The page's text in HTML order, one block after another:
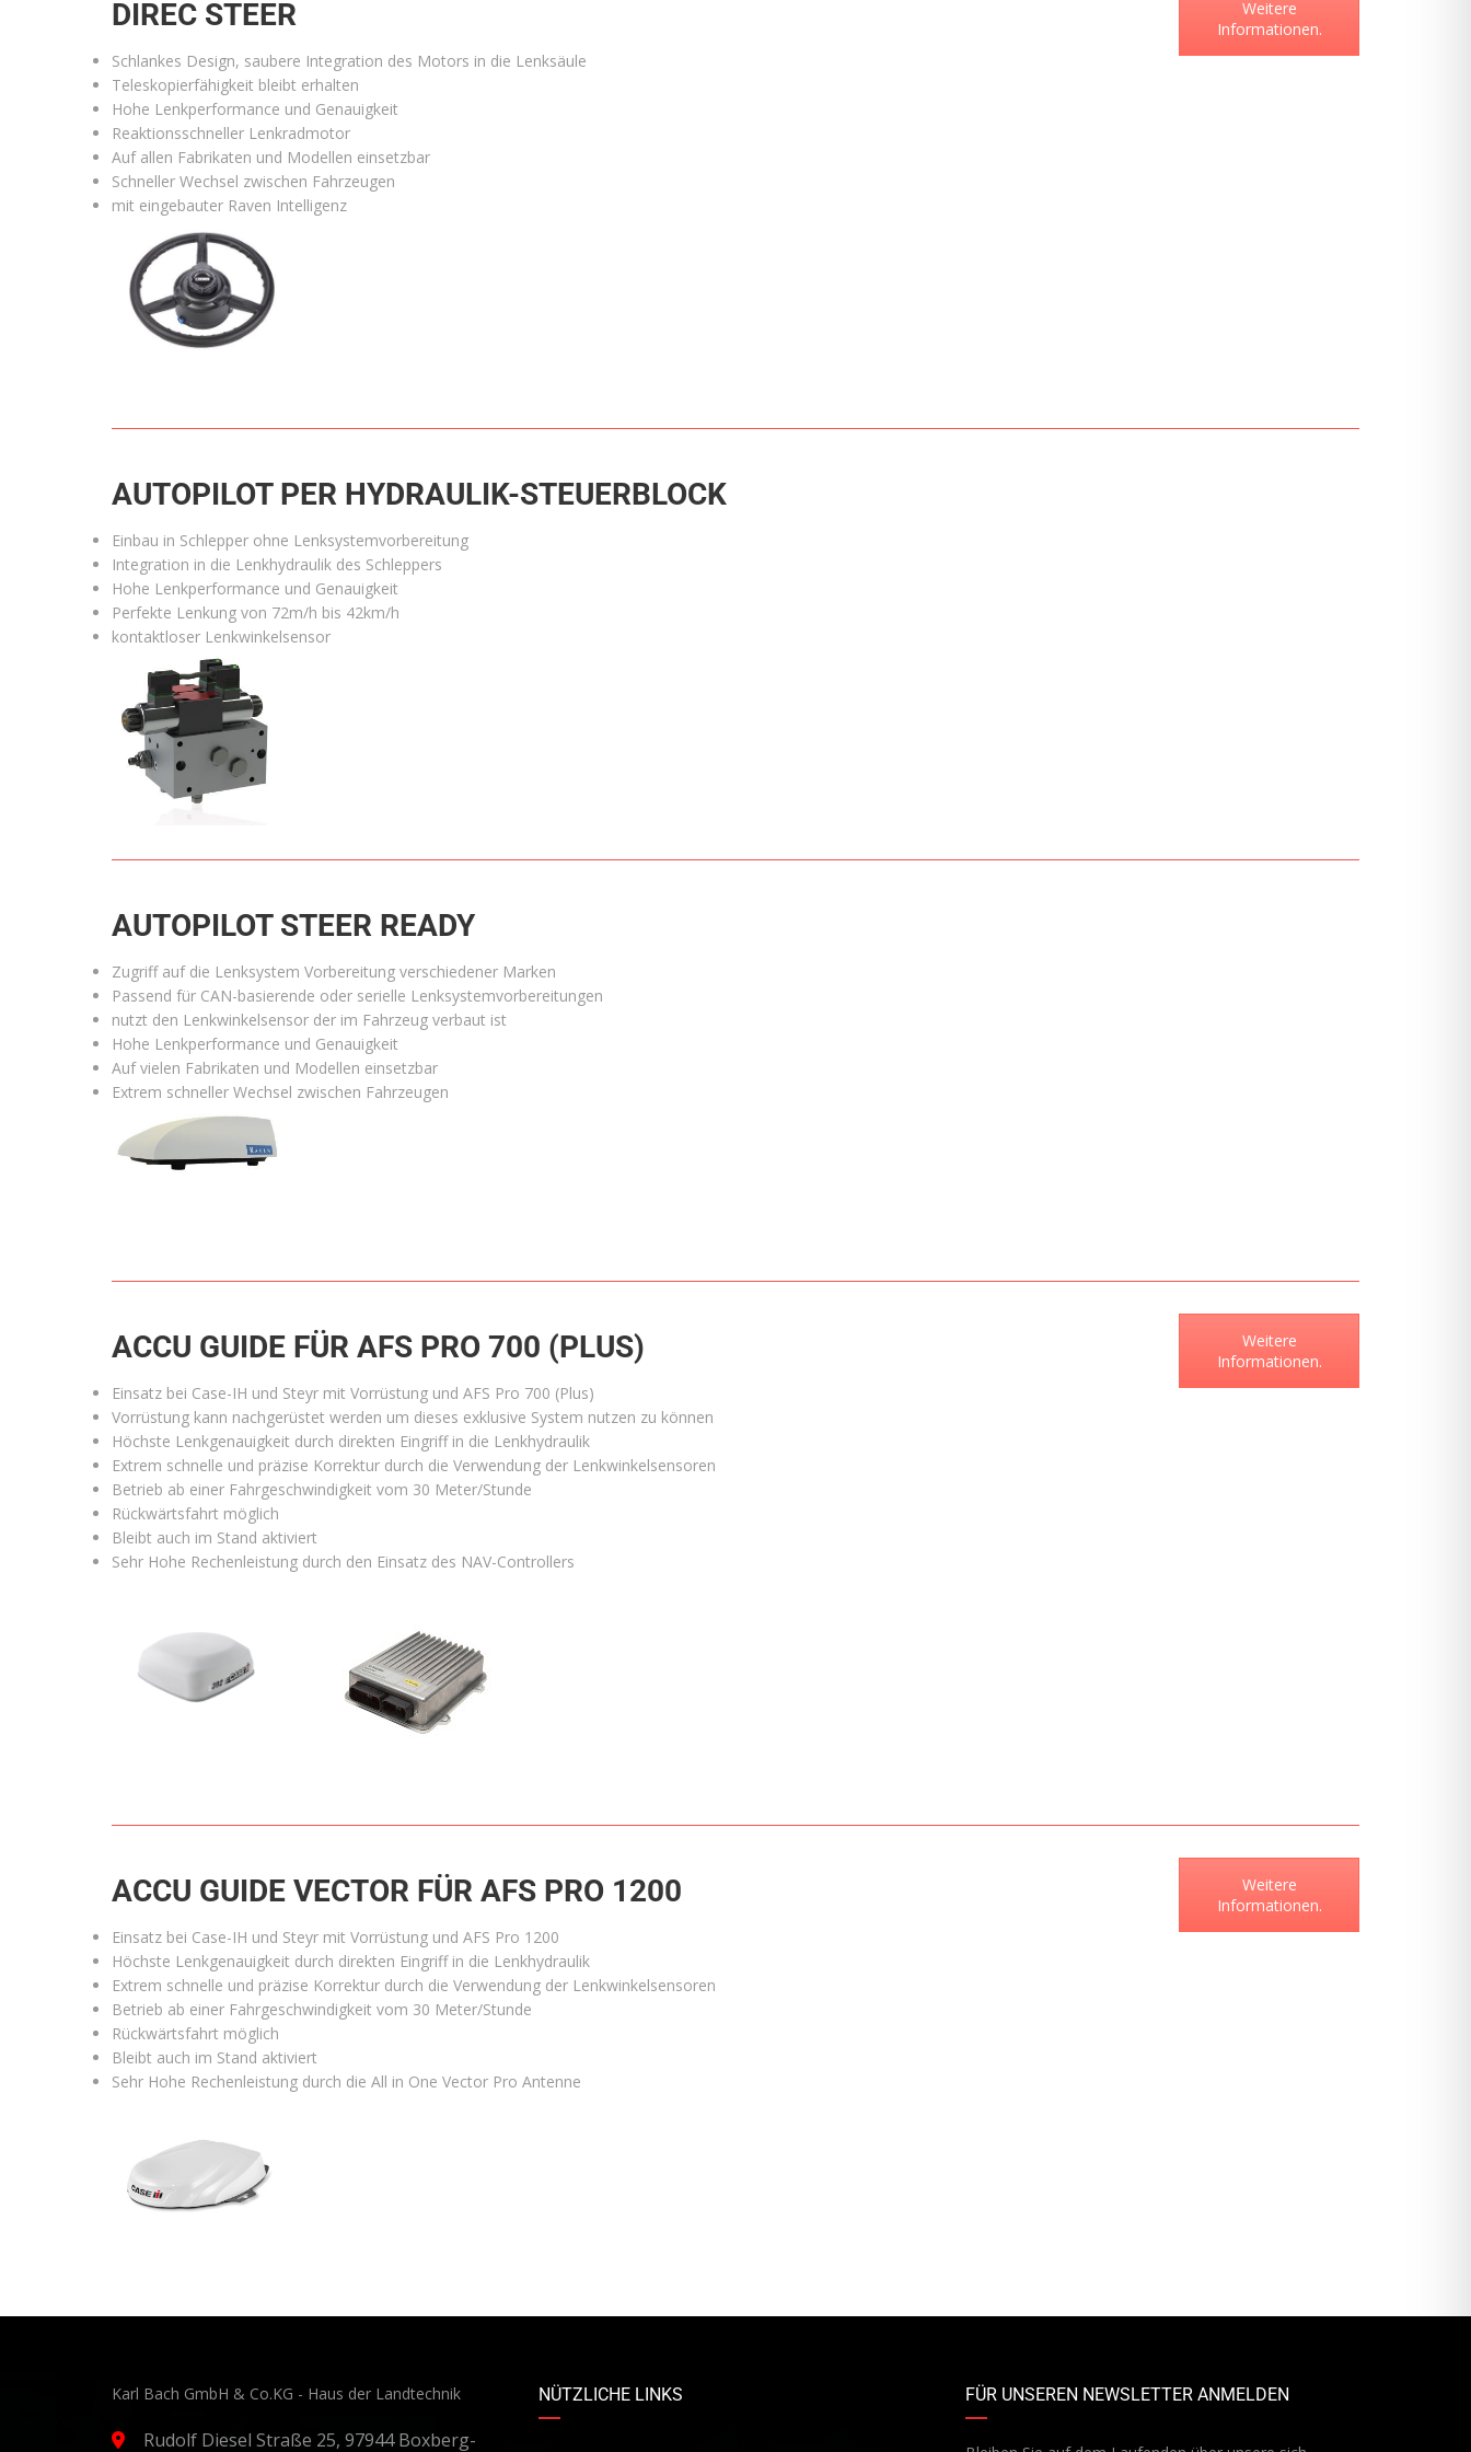
DIREC STEER
Schlankes Design, saubere Integration des Motors in die Lenksäule
Teleskopierfähigkeit bleibt erhalten
Hohe Lenkperformance und Genauigkeit
Reaktionsschneller Lenkradmotor
Auf allen Fabrikaten und Modellen einsetzbar
Schneller Wechsel zwischen Fahrzeugen
mit eingebauter Raven Intelligenz
Weitere
Informationen.
AUTOPILOT PER HYDRAULIK-STEUERBLOCK
Einbau in Schlepper ohne Lenksystemvorbereitung
Integration in die Lenkhydraulik des Schleppers
Hohe Lenkperformance und Genauigkeit
Perfekte Lenkung von 72m/h bis 42km/h
kontaktloser Lenkwinkelsensor
AUTOPILOT STEER READY
Zugriff auf die Lenksystem Vorbereitung verschiedener Marken
Passend für CAN-basierende oder serielle Lenksystemvorbereitungen
nutzt den Lenkwinkelsensor der im Fahrzeug verbaut ist
Hohe Lenkperformance und Genauigkeit
Auf vielen Fabrikaten und Modellen einsetzbar
Extrem schneller Wechsel zwischen Fahrzeugen
ACCU GUIDE FÜR AFS PRO 700 (PLUS)
Einsatz bei Case-IH und Steyr mit Vorrüstung und AFS Pro 700 (Plus)
Vorrüstung kann nachgerüstet werden um dieses exklusive System nutzen zu können
Höchste Lenkgenauigkeit durch direkten Eingriff in die Lenkhydraulik
Extrem schnelle und präzise Korrektur durch die Verwendung der Lenkwinkelsensoren
Betrieb ab einer Fahrgeschwindigkeit vom 30 Meter/Stunde
Rückwärtsfahrt möglich
Bleibt auch im Stand aktiviert
Sehr Hohe Rechenleistung durch den Einsatz des NAV-Controllers
Weitere
Informationen.
ACCU GUIDE VECTOR FÜR AFS PRO 1200
Einsatz bei Case-IH und Steyr mit Vorrüstung und AFS Pro 1200
Höchste Lenkgenauigkeit durch direkten Eingriff in die Lenkhydraulik
Extrem schnelle und präzise Korrektur durch die Verwendung der Lenkwinkelsensoren
Betrieb ab einer Fahrgeschwindigkeit vom 30 Meter/Stunde
Rückwärtsfahrt möglich
Bleibt auch im Stand aktiviert
Sehr Hohe Rechenleistung durch die All in One Vector Pro Antenne
Weitere
Informationen.
Karl Bach GmbH & Co.KG - Haus der Landtechnik
Rudolf Diesel Straße 25, 97944 Boxberg-
NÜTZLICHE LINKS FÜR UNSEREN NEWSLETTER ANMELDEN